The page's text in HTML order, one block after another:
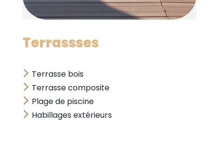
Terrassses
Terrasse bois
Terrasse composite
Plage de piscine
Habillages extérieurs